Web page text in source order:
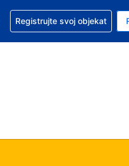
trenutna valuta je
Vaš trenutni jezik je
Zatražite pomoć u vezi sa
Registrujte svoj objekat